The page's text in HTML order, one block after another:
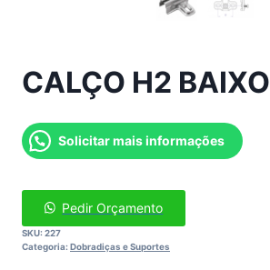
CALÇO H2 BAIXO
Solicitar mais informações
Pedir Orçamento
SKU:227
Categoria:Dobradiças e Suportes